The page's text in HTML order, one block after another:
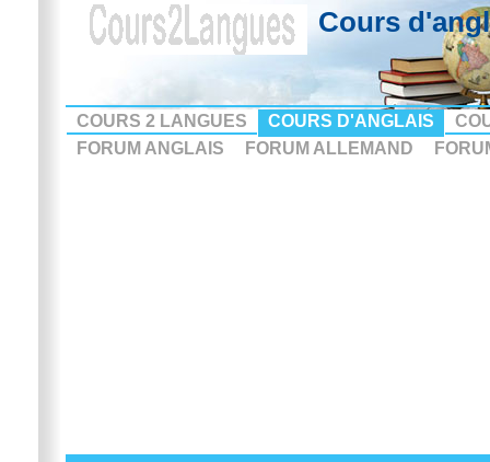
Cours
COURS 2 LANGUES COURS D'ANGLAIS
FORUM ANGLAIS
FORUM ALLEMAND